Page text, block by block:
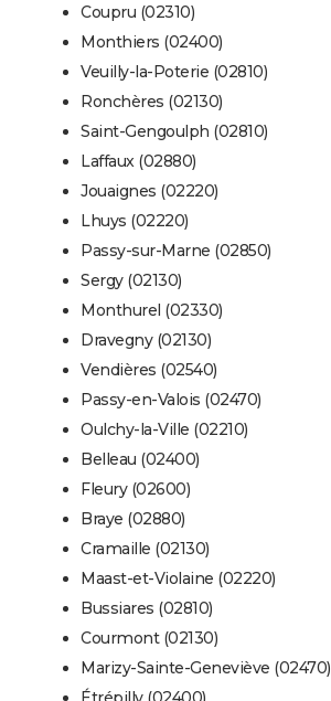
Coupru (02310)
Monthiers (02400)
Veuilly-la-Poterie (02810)
Ronchères (02130)
Saint-Gengoulph (02810)
Laffaux (02880)
Jouaignes (02220)
Lhuys (02220)
Passy-sur-Marne (02850)
Sergy (02130)
Monthurel (02330)
Dravegny (02130)
Vendières (02540)
Passy-en-Valois (02470)
Oulchy-la-Ville (02210)
Belleau (02400)
Fleury (02600)
Braye (02880)
Cramaille (02130)
Maast-et-Violaine (02220)
Bussiares (02810)
Courmont (02130)
Marizy-Sainte-Geneviève (02470)